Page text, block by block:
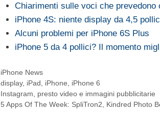
Chiarimenti sulle voci che
iPhone 4S: niente display da 4,5
Alcuni problemi per iPhone 6S Plus
iPhone 5 da 4 pollici? Il momento
Categorie
iPhone News
Tag
display, iPad iPhone
iPhone 6
Instagram, presto video e immagini pubblicitarie
5 Apps Of The Week: SpliTron2, Kindred Photo